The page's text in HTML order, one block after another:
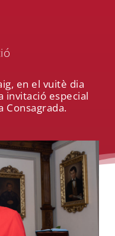
en el vuitè dia
invitació especial
Consagrada.